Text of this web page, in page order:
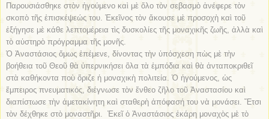
Παρουσιάσθηκε στὸν ἡγούμενο καὶ μὲ ὅλο τὸν σεβασμὸ ἀνέφερε τὸν
σκοπὸ τῆς ἐπισκέψεώς του. Ἐκεῖνος τὸν ἄκουσε μὲ προσοχὴ καὶ τοῦ
ἐξήγησε μὲ κάθε λεπτομέρεια τὶς δυσκολίες τῆς μοναχικῆς ζωῆς, ἀλλὰ καὶ
τὸ αὐστηρὸ πρόγραμμα τῆς μονῆς.
Ὁ Ἀναστάσιος ὅμως ἐπέμενε, δίνοντας τὴν ὑπόσχεση πὼς μὲ τὴν
βοήθεια τοῦ Θεοῦ θὰ ὑπερνικήσει ὅλα τὰ ἐμπόδια καὶ θὰ ἀνταποκριθεῖ
στὰ καθήκοντα ποὺ ὅριζε ἡ μοναχικὴ πολιτεία. Ὁ ἡγούμενος, ὡς
ἔμπειρος πνευματικός, διέγνωσε τὸν ἔνθεο ζῆλο τοῦ Ἀναστασίου καὶ
διαπίστωσε τὴν ἀμετακίνητη καὶ σταθερὴ ἀπόφασή του νὰ μονάσει. Ἔτσι
τὸν δέχθηκε στὸ μοναστῆρι. Ἐκεῖ ὁ Ἀναστάσιος ἐκάρη μοναχὸς μὲ τὸ